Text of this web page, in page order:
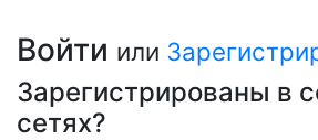
Войти или
Зарегистрированы в
сетях?